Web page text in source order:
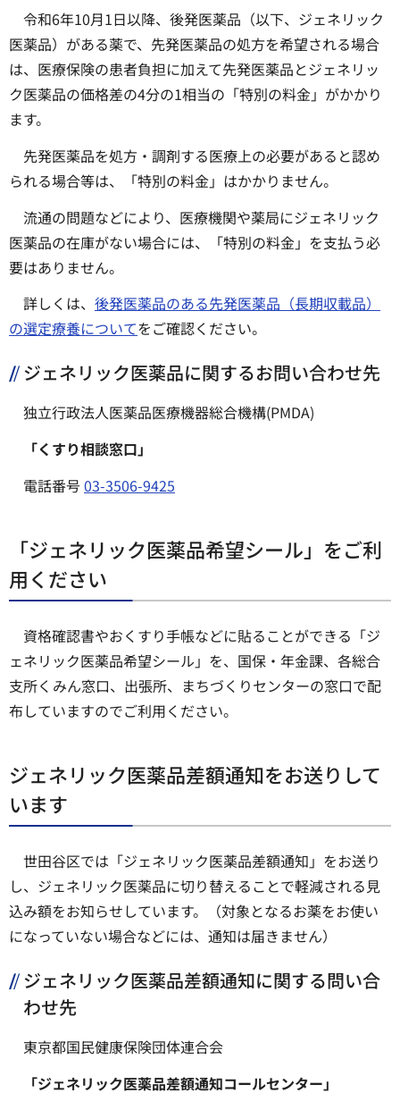
令和6年10月1日以降、後発医薬品（以下、ジェネリック
医薬品）がある薬で、先発医薬品の処方を希望される場合
は、医療保険の患者負担に加えて先発医薬品とジェネリッ
ク医薬品の価格差の4分の1相当の「特別の料金」がかかり
ます。
先発医薬品を処方・調剤する医療上の必要があると認め
られる場合等は、「特別の料金」はかかりません。
流通の問題などにより、医療機関や薬局にジェネリック
医薬品の在庫がない場合には、「特別の料金」を支払う必
要はありません。
詳しくは、 後発医薬品のある先発医薬品（長期収載品）
の選定療養についてをご確認ください。
ジェネリック医薬品に関するお問い合わせ先
独立行政法人医薬品医療機器総合機構(PMDA)
「くすり相談窓口」
電話番号03-3506-9425
「ジェネリック医薬品希望シール」をご利
用ください
資格確認書やおくすり手帳などに貼ることができる「ジ
ェネリック医薬品希望シール」を、国保・年金課、各総合
支所くみん窓口、出張所、まちづくりセンターの窓口で配
布していますのでご利用ください。
ジェネリック医薬品差額通知をお送りして
います
世田谷区では「ジェネリック医薬品差額通知」をお送り
し、ジェネリック医薬品に切り替えることで軽減される見
込み額をお知らせしています。（対象となるお薬をお使い
になっていない場合などには、通知は届きません）
ジェネリック医薬品差額通知に関する問い合
わせ先
東京都国民健康保険団体連合会
「ジェネリック医薬品差額通知コールセンター」